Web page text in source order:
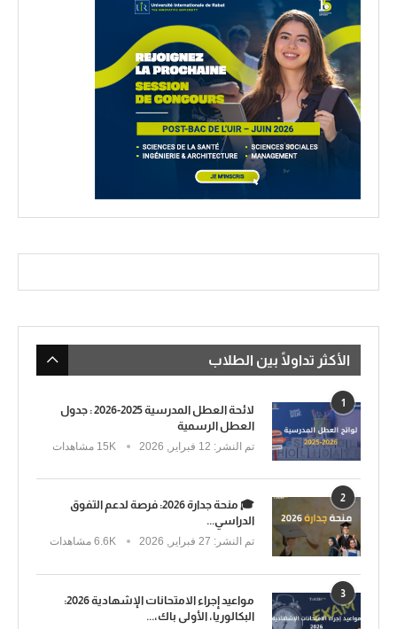
الأكثر تداولًا بين الطلاب
1
لائحة العطل المدرسية 2025-2026 : جدول
العطل الرسمية
تم النشر: 15K مشاهدات
2
🎓 منحة جدارة 2026: فرصة لدعم التفوق
الدراسي...
تم النشر: 6.6K مشاهدات
3
مواعيد إجراء الامتحانات الإشهادية 2026:
البكالوريا، الأولى باك،...